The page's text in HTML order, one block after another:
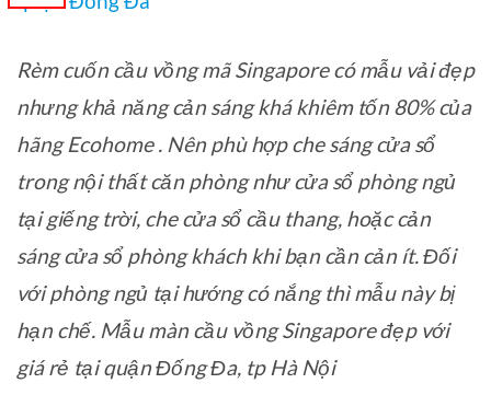
Rèm cuốn cầu vồng mã Singapore có mẫu vải đẹp
nhưng khả năng cản sáng khá khiêm tốn 80% của
hãng Ecohome . Nên phù hợp che sáng cửa sổ
trong nội thất căn phòng như cửa sổ phòng ngủ
tại giếng trời, che cửa sổ cầu thang, hoặc cản
sáng cửa sổ phòng khách khi bạn cần cản ít. Đối
với phòng ngủ tại hướng có nắng thì mẫu này bị
hạn chế. Mẫu màn cầu vồng Singapore đẹp với
giá rẻ tại quận Đống Đa, tp Hà Nội